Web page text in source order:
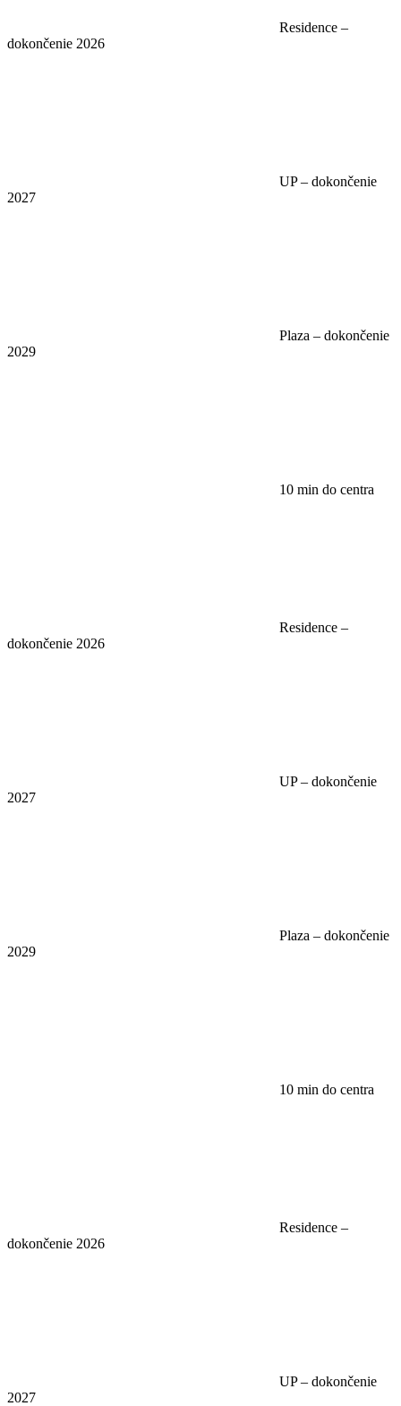
Residence –
dokončenie 2026
UP – dokončenie
2027
Plaza – dokončenie
2029
10 min do centra
Residence –
dokončenie 2026
UP – dokončenie
2027
Plaza – dokončenie
2029
10 min do centra
Residence –
dokončenie 2026
UP – dokončenie
2027